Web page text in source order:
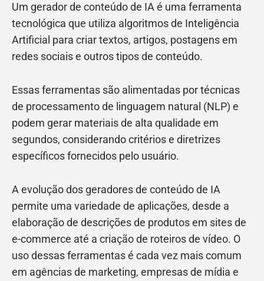
Um gerador de conteúdo de IA é uma ferramenta
tecnológica que utiliza algoritmos de Inteligência
Artificial para criar textos, artigos, postagens em
redes sociais e outros tipos de conteúdo.
Essas ferramentas são alimentadas por técnicas
de processamento de linguagem natural (NLP) e
podem gerar materiais de alta qualidade em
segundos, considerando critérios e diretrizes
específicos fornecidos pelo usuário.
A evolução dos geradores de conteúdo de IA
permite uma variedade de aplicações, desde a
elaboração de descrições de produtos em sites de
e-commerce até a criação de roteiros de vídeo. O
uso dessas ferramentas é cada vez mais comum
em agências de marketing, empresas de mídia e